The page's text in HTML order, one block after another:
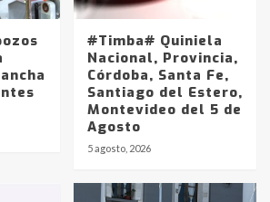
#Timba# Quiniela
Nacional, Provincia,
Córdoba, Santa Fe,
Santiago del Estero,
Montevideo del 5 de
Agosto
5 agosto, 2026
de los adolescentes
que fueron
mañana del lunes